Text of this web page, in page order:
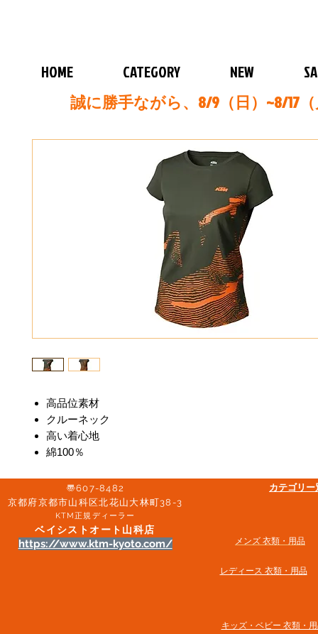
HOME CATEGORY NEW
誠に勝手ながら、8/9（日）~8/17
高品位素材
クルーネック
高い着心地
綿100％
〠607-8482
京都府京都市山科区北花山大林町38-3​
KTM正規ディーラー
ベイシストオート山科店
https://www.ktm-kyoto.com/
カテゴリ
メンズ 衣類・用品
​レディース 衣類・用品
キッズ・ベビー 衣類・